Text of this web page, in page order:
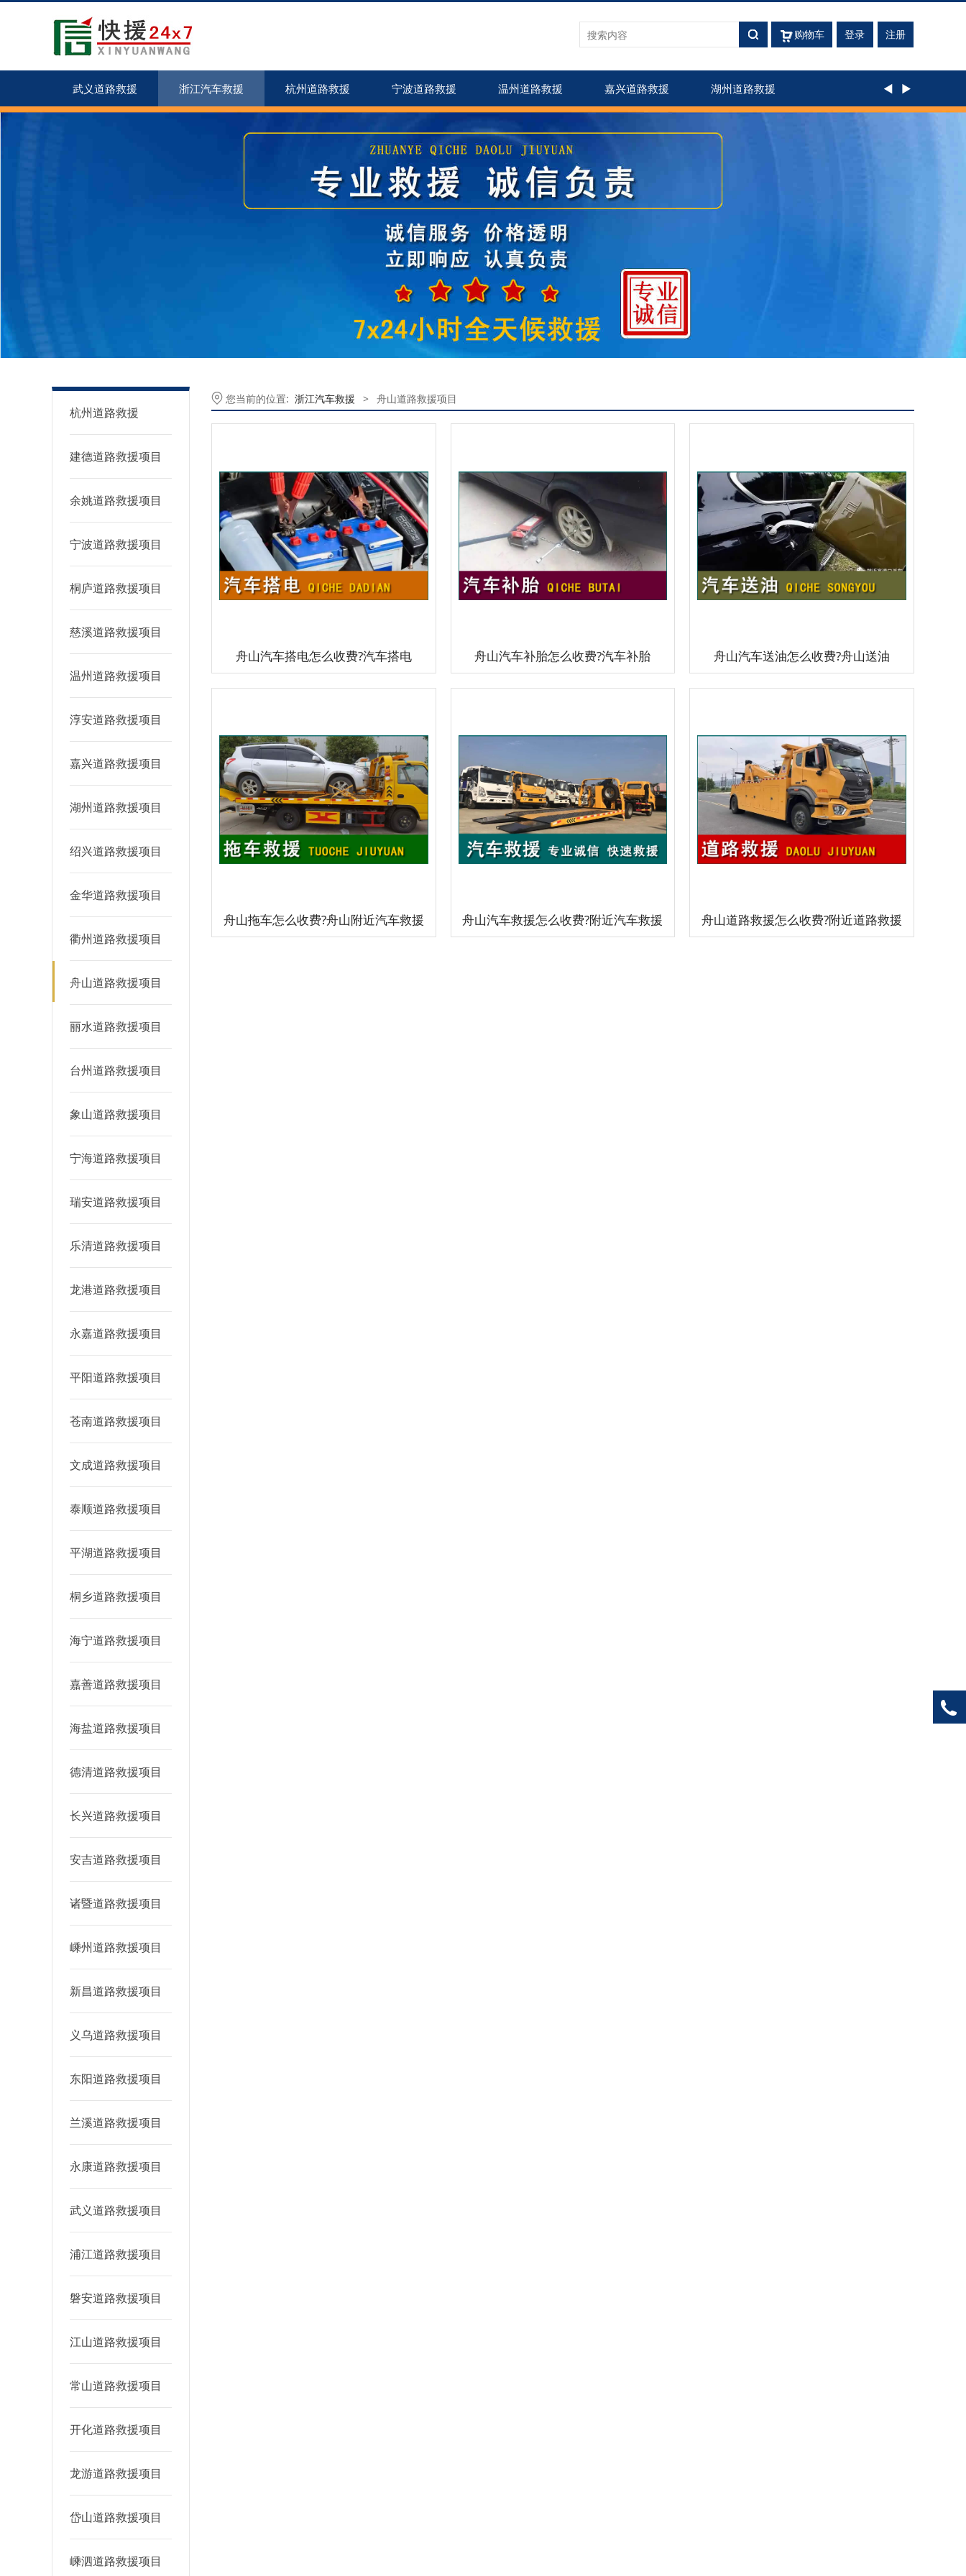
登录 注册
购物车
武义道路救援 浙江汽车救援 杭州道路救援 宁波道路救援 温州道路救援 嘉兴道路救援 湖州道路救援 ◄ ►
杭州道路救援
建德道路救援项目
余姚道路救援项目
宁波道路救援项目
桐庐道路救援项目
慈溪道路救援项目
温州道路救援项目
淳安道路救援项目
嘉兴道路救援项目
湖州道路救援项目
绍兴道路救援项目
金华道路救援项目
衢州道路救援项目
舟山道路救援项目
丽水道路救援项目
台州道路救援项目
象山道路救援项目
宁海道路救援项目
瑞安道路救援项目
乐清道路救援项目
龙港道路救援项目
永嘉道路救援项目
平阳道路救援项目
苍南道路救援项目
文成道路救援项目
泰顺道路救援项目
平湖道路救援项目
桐乡道路救援项目
海宁道路救援项目
嘉善道路救援项目
海盐道路救援项目
德清道路救援项目
长兴道路救援项目
安吉道路救援项目
诸暨道路救援项目
嵊州道路救援项目
新昌道路救援项目
义乌道路救援项目
东阳道路救援项目
兰溪道路救援项目
永康道路救援项目
武义道路救援项目
浦江道路救援项目
磐安道路救援项目
江山道路救援项目
常山道路救援项目
开化道路救援项目
龙游道路救援项目
岱山道路救援项目
嵊泗道路救援项目
您当前的位置: 浙江汽车救援 > 舟山道路救援项目
舟山汽车搭电怎么收费?汽车搭电 舟山汽车补胎怎么收费?汽车补胎 舟山汽车送油怎么收费?舟山送油
舟山拖车怎么收费?舟山附近汽车救援 舟山汽车救援怎么收费?附近汽车救援 舟山道路救援怎么收费?附近道路救援